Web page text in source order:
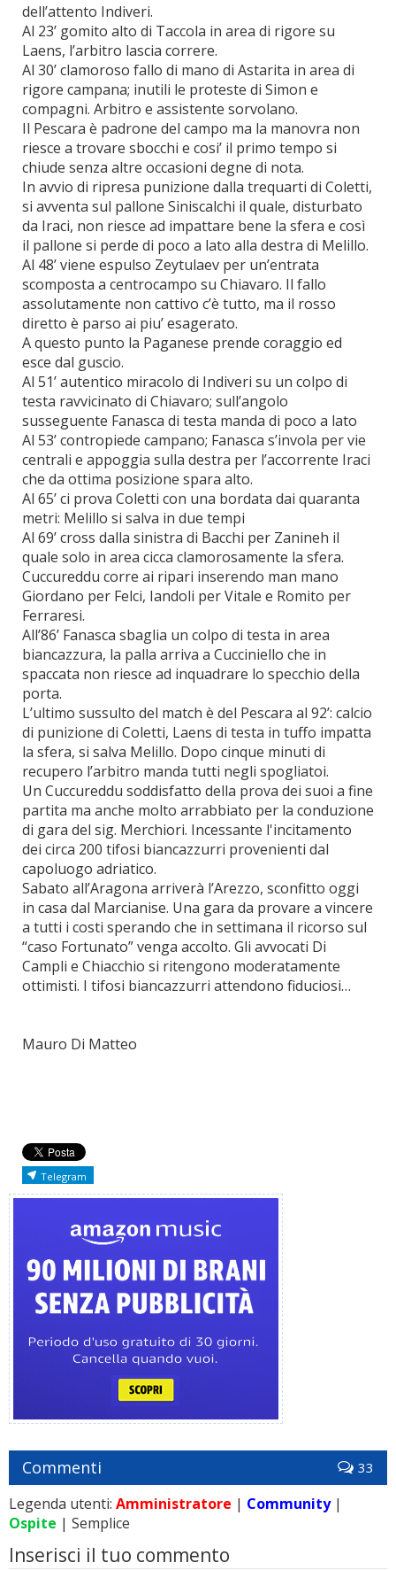
dell’attento Indiveri.
Al 23’ gomito alto di Taccola in area di rigore su
Laens, l’arbitro lascia correre.
Al 30’ clamoroso fallo di mano di Astarita in area di
rigore campana; inutili le proteste di Simon e
compagni. Arbitro e assistente sorvolano.
Il Pescara è padrone del campo ma la manovra non
riesce a trovare sbocchi e cosi’ il primo tempo si
chiude senza altre occasioni degne di nota.
In avvio di ripresa punizione dalla trequarti di Coletti,
si avventa sul pallone Siniscalchi il quale, disturbato
da Iraci, non riesce ad impattare bene la sfera e così
il pallone si perde di poco a lato alla destra di Melillo.
Al 48’ viene espulso Zeytulaev per un’entrata
scomposta a centrocampo su Chiavaro. Il fallo
assolutamente non cattivo c’è tutto, ma il rosso
diretto è parso ai piu’ esagerato.
A questo punto la Paganese prende coraggio ed
esce dal guscio.
Al 51’ autentico miracolo di Indiveri su un colpo di
testa ravvicinato di Chiavaro; sull’angolo
susseguente Fanasca di testa manda di poco a lato
Al 53’ contropiede campano; Fanasca s’invola per vie
centrali e appoggia sulla destra per l’accorrente Iraci
che da ottima posizione spara alto.
Al 65’ ci prova Coletti con una bordata dai quaranta
metri: Melillo si salva in due tempi
Al 69’ cross dalla sinistra di Bacchi per Zanineh il
quale solo in area cicca clamorosamente la sfera.
Cuccureddu corre ai ripari inserendo man mano
Giordano per Felci, Iandoli per Vitale e Romito per
Ferraresi.
All’86’ Fanasca sbaglia un colpo di testa in area
biancazzura, la palla arriva a Cucciniello che in
spaccata non riesce ad inquadrare lo specchio della
porta.
L’ultimo sussulto del match è del Pescara al 92’: calcio
di punizione di Coletti, Laens di testa in tuffo impatta
la sfera, si salva Melillo. Dopo cinque minuti di
recupero l’arbitro manda tutti negli spogliatoi.
Un Cuccureddu soddisfatto della prova dei suoi a fine
partita ma anche molto arrabbiato per la conduzione
di gara del sig. Merchiori. Incessante l'incitamento
dei circa 200 tifosi biancazzurri provenienti dal
capoluogo adriatico.
Sabato all’Aragona arriverà l’Arezzo, sconfitto oggi
in casa dal Marcianise. Una gara da provare a vincere
a tutti i costi sperando che in settimana il ricorso sul
“caso Fortunato” venga accolto. Gli avvocati Di
Campli e Chiacchio si ritengono moderatamente
ottimisti. I tifosi biancazzurri attendono fiduciosi…
Mauro Di Matteo
Telegram
Commenti 33
Legenda utenti: Amministratore | Community|
Ospite | Semplice
Inserisci il tuo commento